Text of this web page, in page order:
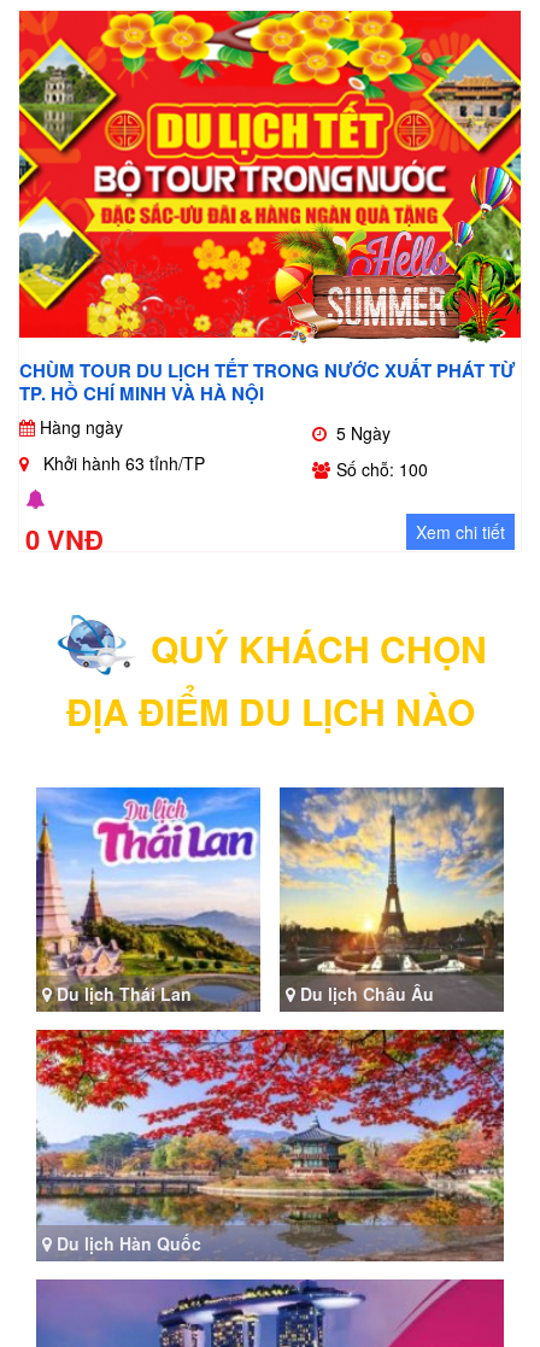
CHÙM TOUR DU LỊCH TẾT TRONG NƯỚC XUẤT PHÁT TỪ
TP. HỒ CHÍ MINH VÀ HÀ NỘI
Hàng ngày
5 Ngày
Khởi hành 63 tỉnh/TP
Số chỗ: 100
0 VNĐ Xem chi tiết
QUÝ KHÁCH CHỌN
ĐỊA ĐIỂM DU LỊCH NÀO
Du lịch Thái Lan Du lịch Châu Âu
Du lịch Hàn Quốc